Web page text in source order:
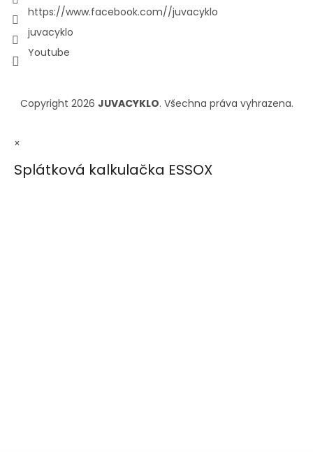
https://www.facebook.com//juvacyklo
juvacyklo
Youtube
Copyright 2026 JUVACYKLO. Všechna práva vyhrazena.
×
Splátková kalkulačka ESSOX